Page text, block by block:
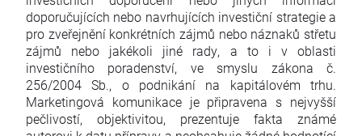
doporučujících nebo navrhujících investiční strategie a
pro zveřejnění konkrétních zájmů nebo náznaků střetu
zájmů nebo jakékoli jiné rady, a to i v oblasti
investičního poradenství, ve smyslu zákona č.
256/2004 Sb., o podnikání na kapitálovém trhu.
Marketingová komunikace je připravena s nejvyšší
pečlivostí, objektivitou, prezentuje fakta známé